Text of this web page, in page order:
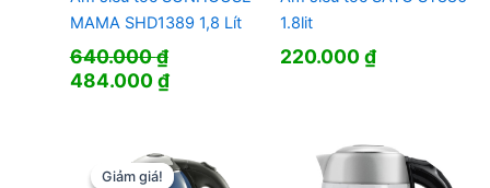
MAMA SHD1389 1,8 Lít
640.000₫
Giá
640.000 ₫.
484.000₫Giá
là:
484.000 ₫.
1.8lit
220.000₫
Giảm giá!
Giảm giá!